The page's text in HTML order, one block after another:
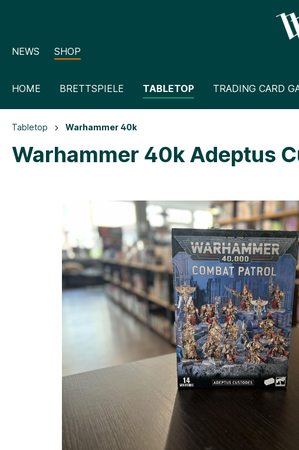
NEWS SHOP
HOME BRETTSPIELE TABLETOP TRADING CARD
Tabletop Warhammer 40k
Warhammer 40k Adeptus